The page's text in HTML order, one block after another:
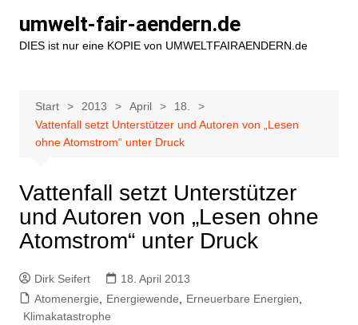
Inhalt
springen
umwelt-fair-aendern.de
DIES ist nur eine KOPIE von UMWELTFAIRAENDERN.de
Start 2013 April
18.
Vattenfall setzt Unterstützer und Autoren von „Lesen
ohne Atomstrom“ unter Druck
Vattenfall setzt Unterstützer
und Autoren von „Lesen ohne
Atomstrom“ unter Druck
Dirk Seifert
18. April 2013
Atomenergie
Energiewende Erneuerbare Energien
Klimakatastrophe